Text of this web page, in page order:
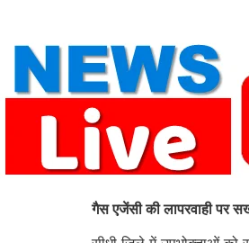
content
गैस एजेंसी की लापरवाही पर